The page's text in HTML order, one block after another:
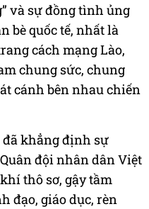
và sự đồng tình ủng
bè quốc tế, nhất là
cách mạng Lào,
chung sức, chung
cánh bên nhau chiến
khẳng định sự
đội nhân dân Việt
thô sơ, gậy tầm
đạo, giáo dục, rèn